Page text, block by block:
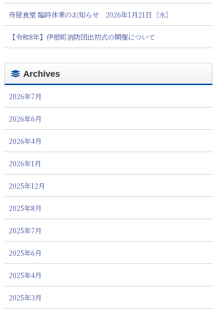
舟屋食堂 臨時休業のお知らせ 2026年1月21日［水］
【令和8年】伊根町消防団出初式の開催について
Archives
2026年7月
2026年6月
2026年4月
2026年1月
2025年12月
2025年8月
2025年7月
2025年6月
2025年4月
2025年3月